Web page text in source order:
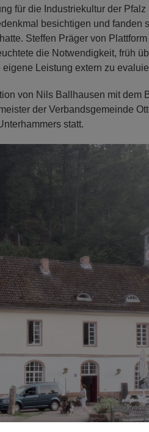
für die Industriekultur der
besichtigen und
Steffen Präger von
die Notwendigkeit, früh
Leistung extern zu
von Nils Ballhausen mit dem
der Verbandsgemeinde
statt.